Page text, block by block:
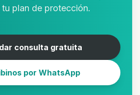
tu plan de protección.
consulta gratuita
por WhatsApp